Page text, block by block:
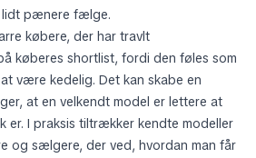
pænere fælge.
købere, der har travlt
køberes shortlist, fordi den føles som
være kedelig. Det kan skabe en
at en velkendt model er lettere at
er. I praksis tiltrækker kendte modeller
og sælgere, der ved, hvordan man får